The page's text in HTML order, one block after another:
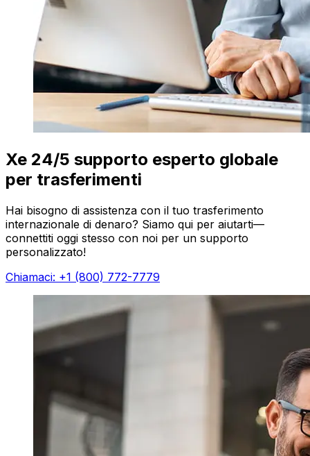
Xe 24/5 supporto esperto globale
per trasferimenti
Hai bisogno di assistenza con il tuo trasferimento
internazionale di denaro? Siamo qui per aiutarti—
connettiti oggi stesso con noi per un supporto
personalizzato!
Chiamaci: +1 (800) 772-7779